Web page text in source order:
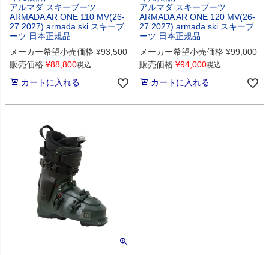
アルマダ スキーブーツ
ARMADA AR ONE 110 MV(26-
27 2027) armada ski スキーブ
ーツ 日本正規品
メーカー希望小売価格 ¥93,500
販売価格 ¥88,800税込
カートに入れる
アルマダ スキーブーツ
ARMADA AR ONE 120 MV(26-
27 2027) armada ski スキーブ
ーツ 日本正規品
メーカー希望小売価格 ¥99,000
販売価格 ¥94,000税込
カートに入れる